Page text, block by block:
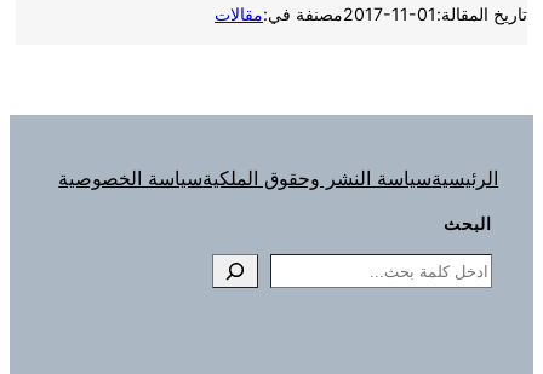
تاريخ المقالة:2017-11-01مصنفة في:مقالات
الرئيسيةسياسة النشر وحقوق الملكيةسياسة الخصوصية
البحث
Search